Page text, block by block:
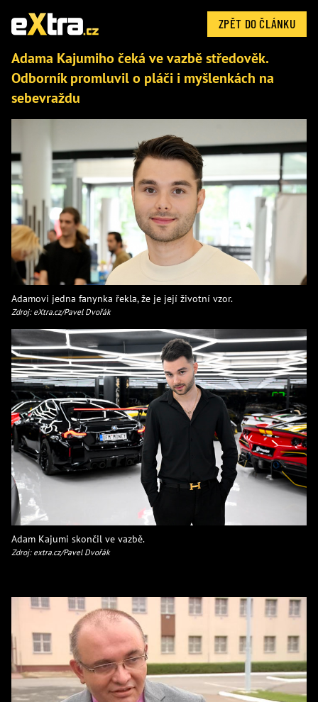
ZPĚT DO ČLÁNKU
Adama Kajumiho čeká ve vazbě středověk.
Odborník promluvil o pláči i myšlenkách na
sebevraždu
Adamovi jedna fanynka řekla, že je její životní vzor.
Zdroj: eXtra.cz/Pavel Dvořák
Adam Kajumi skončil ve vazbě.
Zdroj: extra.cz/Pavel Dvořák